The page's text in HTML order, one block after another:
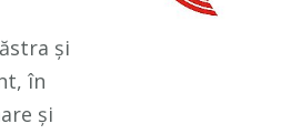
și
în
și